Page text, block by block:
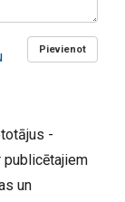
Pievienot
-
un